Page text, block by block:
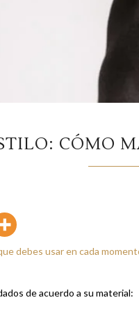
CÓMO
debes usar en cada
de acuerdo a su material: